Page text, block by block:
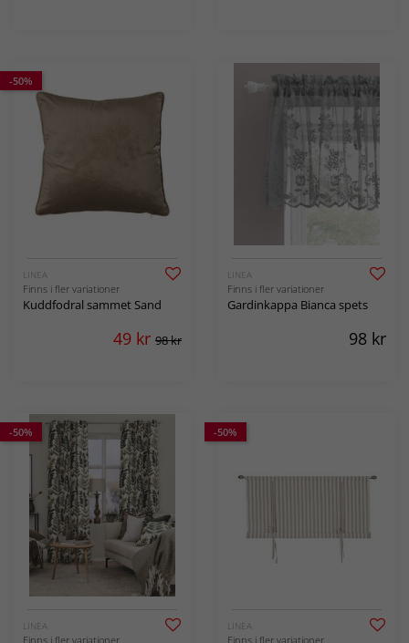
-50%
LINEA
Finns i fler variationer
Kuddfodral sammet Sand
49 kr 98 kr
LINEA
Finns i fler variationer
Gardinkappa Bianca spets
98 kr
-50%
LINEA
Finns i fler variationer
-50%
LINEA
Finns i fler variationer